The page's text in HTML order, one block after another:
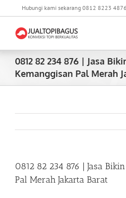
Hubungi kami sekarang 0812 8223 4876
0812 82 234 876 | Jasa
Kemanggisan Pal Merah
0812 82 234 876 | Jasa
Pal Merah Jakarta Barat